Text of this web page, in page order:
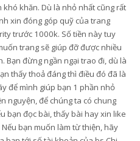
khăn. Dù là nhỏ nhất cũng rất
xin đóng góp quỹ của trang
trước 1000k. Số tiền này tuy
trang sẽ giúp đỡ được nhiều
Bạn đừng ngần ngại trao đi, dù là
thấy thoả đáng thì điều đó đã là
để mình giúp bạn 1 phần nhỏ
nguyện, để chúng ta có chung
bạn đọc bài, thấy bài hay xin like
bạn muốn làm từ thiện, hãy